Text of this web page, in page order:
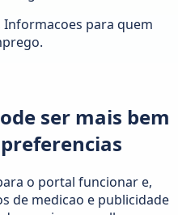
Informacoes para quem
ser mais bem
o portal funcionar e,
de medicao e publicidade